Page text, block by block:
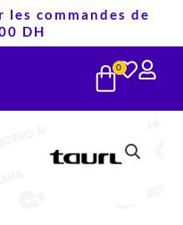
commandes de
DH
0